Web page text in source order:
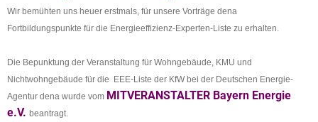
Wir bemühten uns heuer erstmals, für unsere Vorträge dena
Fortbildungspunkte für die Energieeffizienz-Experten-Liste zu erhalten.
Die Bepunktung der Veranstaltung für Wohngebäude, KMU und
Nichtwohngebäude für die EEE-Liste der KfW bei der Deutschen Energie-
Agentur dena wurde vom MITVERANSTALTER Bayern Energie
e.V. beantragt.